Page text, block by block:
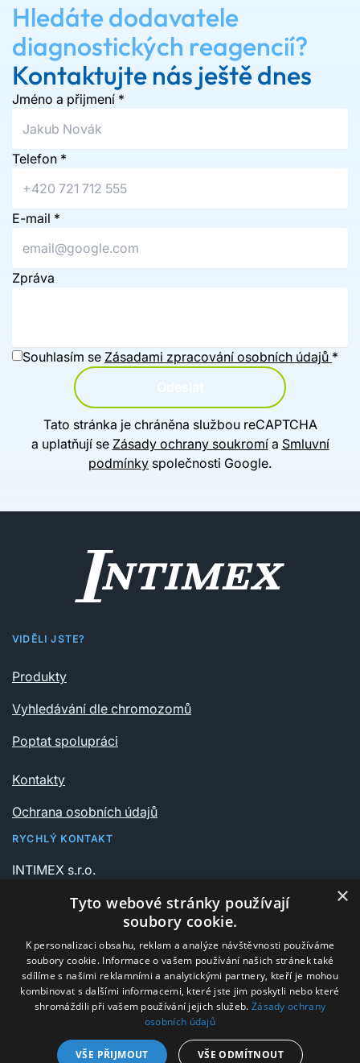
Hledáte dodavatele
diagnostických reagencií?
Kontaktujte nás ještě dnes
Jméno a přijmení *
Telefon *
E-mail *
Zpráva
Souhlasím se Zásadami zpracování osobních údajů *
Tato stránka je chráněna službou reCAPTCHA
a uplatňují se Zásady ochrany soukromía Smluvní
podmínky společnosti Google.
VIDĚLI JSTE?
Produkty
Vyhledávání dle chromozomů
Poptat spolupráci
Kontakty
Ochrana osobních údajů
RYCHLÝ KONTAKT
INTIMEX s.r.o.
735 06 Karviná – Nové Město
+420 596 311 612
intimex@post.cz
IČ 25908375
×
Tyto webové stránky používají
soubory cookie.
K personalizaci obsahu, reklam a analýze návštěvnosti používáme
soubory cookie. Informace o vašem používání našich stránek také
sdílíme s našimi reklamními a analytickými partnery, kteří je mohou
kombinovat s dalšími informacemi, které jste jim poskytli nebo které
shromáždili při vašem používání jejich služeb. Zásady ochrany
osobních údajů
VŠE PŘIJMOUT VŠE ODMÍTNOUT